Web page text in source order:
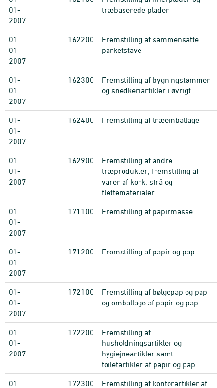
01-
2007
træbaserede plader
01-
01-
2007
162200
Fremstilling af sammensatte
parketstave
01-
01-
2007
162300
Fremstilling af bygningstømmer
og snedkeriartikler i øvrigt
01-
01-
2007
162400 Fremstilling af træemballage
01-
01-
2007
162900
Fremstilling af andre
træprodukter; fremstilling af
varer af kork, strå og
flettematerialer
01-
01-
2007
171100 Fremstilling af papirmasse
01-
01-
2007
171200 Fremstilling af papir og pap
01-
01-
2007
172100
Fremstilling af bølgepap og pap
og emballage af papir og pap
01-
01-
2007
172200
Fremstilling af
husholdningsartikler og
hygiejneartikler samt
toiletartikler af papir og pap
01-
172300
Fremstilling af kontorartikler af